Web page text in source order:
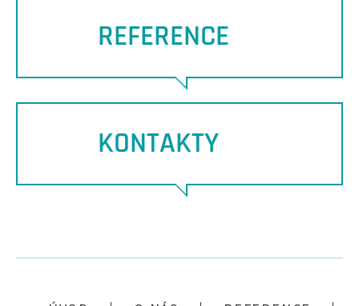
REFERENCE
KONTAKTY